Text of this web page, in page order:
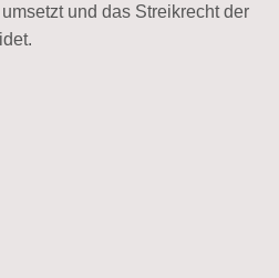
und das Streikrecht der